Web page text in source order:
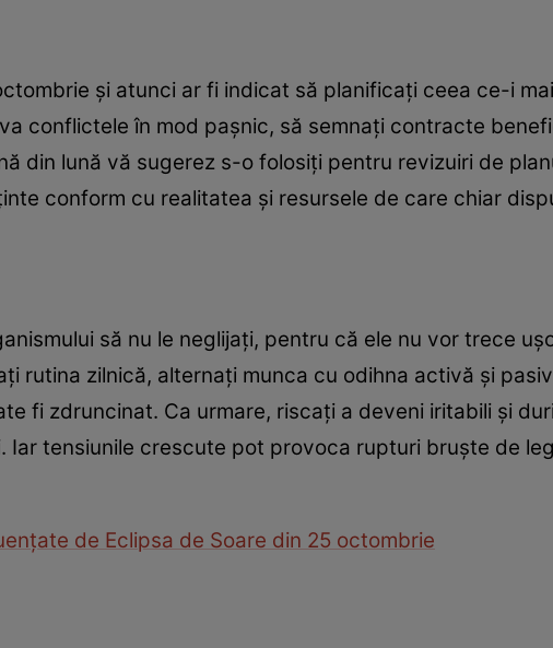
și atunci ar fi indicat să planificați ceea ce-i
conflictele în mod pașnic, să semnați contracte
din lună vă sugerez s-o folosiți pentru revizuiri de
conform cu realitatea și resursele de care chiar
să nu le neglijați, pentru că ele nu vor trece
rutina zilnică, alternați munca cu odihna activă și
fi zdruncinat. Ca urmare, riscați a deveni iritabili și
Iar tensiunile crescute pot provoca rupturi bruște de
de Eclipsa de Soare din 25 octombrie